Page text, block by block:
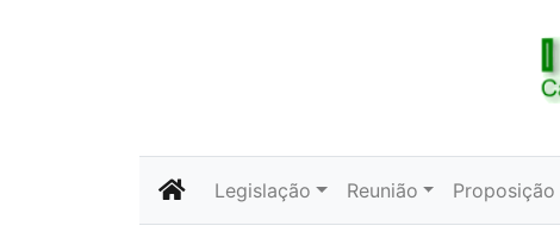
Legislação Reunião Proposição